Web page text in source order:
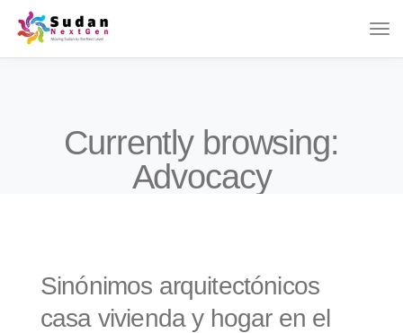
Currently browsing:
Advocacy
Sinónimos arquitectónicos
casa vivienda y hogar en el